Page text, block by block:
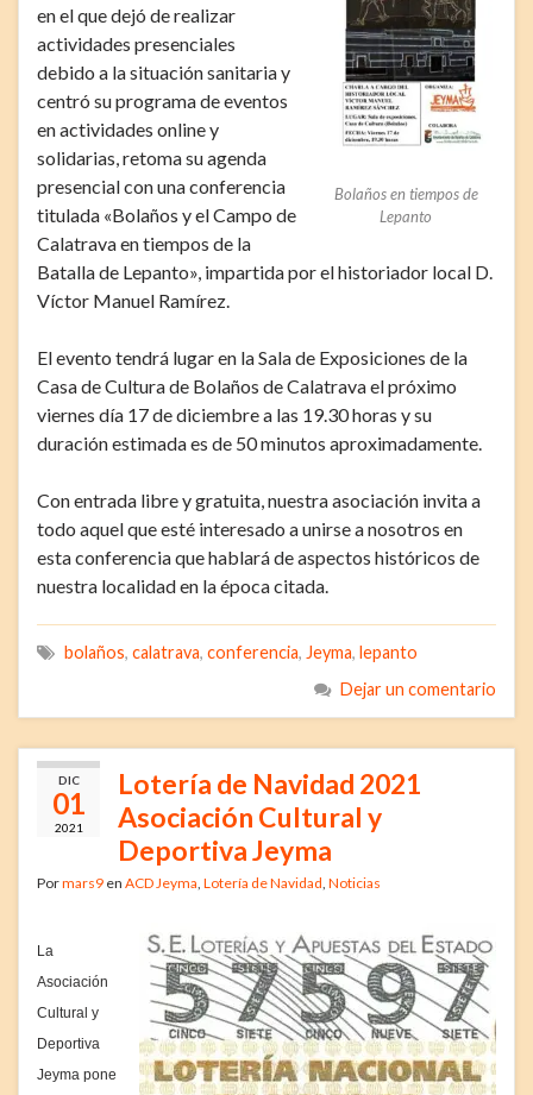
Bolaños en tiempos de
Lepanto
en el que dejó de realizar
actividades presenciales
debido a la situación sanitaria y
centró su programa de eventos
en actividades online y
solidarias, retoma su agenda
presencial con una conferencia
titulada «Bolaños y el Campo de
Calatrava en tiempos de la
Batalla de Lepanto», impartida por el historiador local D.
Víctor Manuel Ramírez.
El evento tendrá lugar en la Sala de Exposiciones de la
Casa de Cultura de Bolaños de Calatrava el próximo
viernes día 17 de diciembre a las 19.30 horas y su
duración estimada es de 50 minutos aproximadamente.
Con entrada libre y gratuita, nuestra asociación invita a
todo aquel que esté interesado a unirse a nosotros en
esta conferencia que hablará de aspectos históricos de
nuestra localidad en la época citada.
bolaños, calatrava, conferencia, Jeyma, lepanto
Dejar un comentario
DIC
01
2021
Lotería de Navidad 2021
Asociación Cultural y
Deportiva Jeyma
Pormars9 en ACD Jeyma Lotería de Navidad Noticias
La
Asociación
Cultural y
Deportiva
Jeyma pone